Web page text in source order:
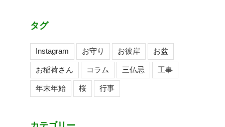
タグ
Instagram お守り お彼岸 お盆
お稲荷さん コラム 三仏忌 工事
年末年始 桜 行事